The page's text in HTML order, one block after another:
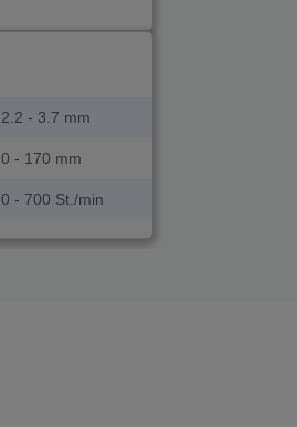
2.2 - 3.7 mm
0 - 170 mm
0 - 700 St./min